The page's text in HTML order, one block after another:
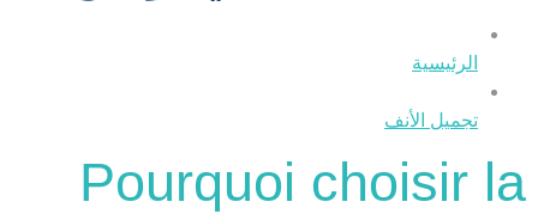
الرئيسية
تجميل الأنف
Pourquoi choisir la